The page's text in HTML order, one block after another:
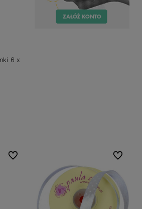
6 x
Do ulubionych Do